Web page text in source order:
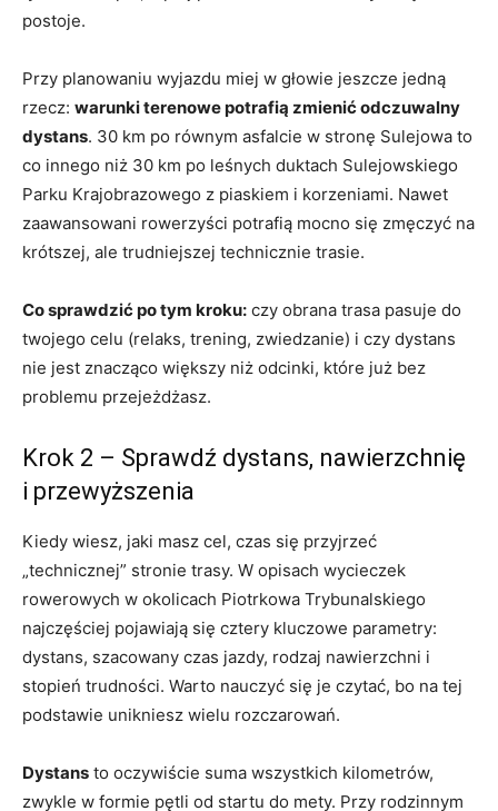
postoje.
Przy planowaniu wyjazdu miej w głowie jeszcze jedną
rzecz: warunki terenowe potrafią zmienić odczuwalny
dystans. 30 km po równym asfalcie w stronę Sulejowa to
co innego niż 30 km po leśnych duktach Sulejowskiego
Parku Krajobrazowego z piaskiem i korzeniami. Nawet
zaawansowani rowerzyści potrafią mocno się zmęczyć na
krótszej, ale trudniejszej technicznie trasie.
Co sprawdzić po tym kroku: czy obrana trasa pasuje do
twojego celu (relaks, trening, zwiedzanie) i czy dystans
nie jest znacząco większy niż odcinki, które już bez
problemu przejeżdżasz.
Krok 2 – Sprawdź dystans, nawierzchnię
i przewyższenia
Kiedy wiesz, jaki masz cel, czas się przyjrzeć
„technicznej” stronie trasy. W opisach wycieczek
rowerowych w okolicach Piotrkowa Trybunalskiego
najczęściej pojawiają się cztery kluczowe parametry:
dystans, szacowany czas jazdy, rodzaj nawierzchni i
stopień trudności. Warto nauczyć się je czytać, bo na tej
podstawie unikniesz wielu rozczarowań.
Dystans to oczywiście suma wszystkich kilometrów,
zwykle w formie pętli od startu do mety. Przy rodzinnym